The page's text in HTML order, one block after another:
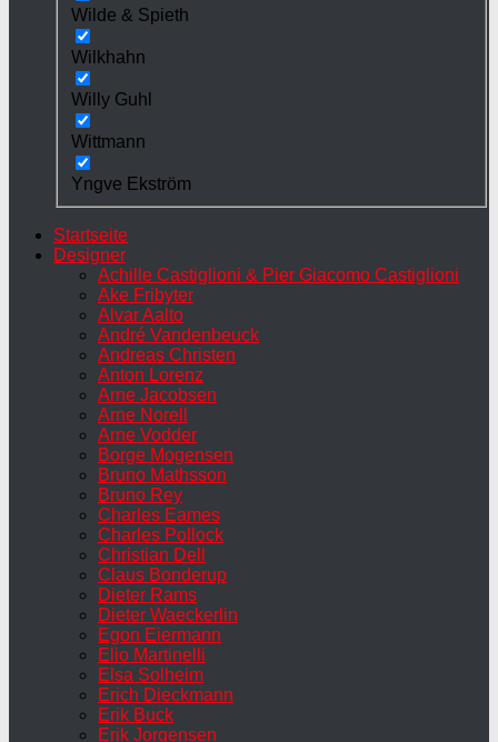
Wilde & Spieth
Wilkhahn
Willy Guhl
Wittmann
Yngve Ekström
Startseite
Designer
Achille Castiglioni & Pier Giacomo Castiglioni
Ake Fribyter
Alvar Aalto
André Vandenbeuck
Andreas Christen
Anton Lorenz
Arne Jacobsen
Arne Norell
Arne Vodder
Borge Mogensen
Bruno Mathsson
Bruno Rey
Charles Eames
Charles Pollock
Christian Dell
Claus Bonderup
Dieter Rams
Dieter Waeckerlin
Egon Eiermann
Elio Martinelli
Elsa Solheim
Erich Dieckmann
Erik Buck
Erik Jorgensen